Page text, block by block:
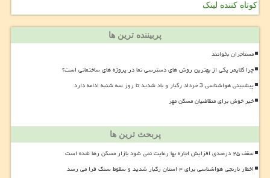
کوتاه کننده لینک
پربیننده ترین ها
مستأجران بخوانند
چرا کلایمر یکی از بهترین روش های دسترسی نما در پروژه های ساختمانی است؟
پیشبینی هواشناسی 3 خرداد رگبار و باد شدید تا روز سه شنبه ادامه دارد
خبر خوش برای متقاضیان مسکن مهر
پربحث ترین ها
سقف ۲۵ درصدی افزایش اجاره بها رعایت نمی شود بازار مسکن رها شده است
اخطار نارنجی هواشناسی برای ۴ استان رگبار شدید و سقوط سنگ فرا می رسد